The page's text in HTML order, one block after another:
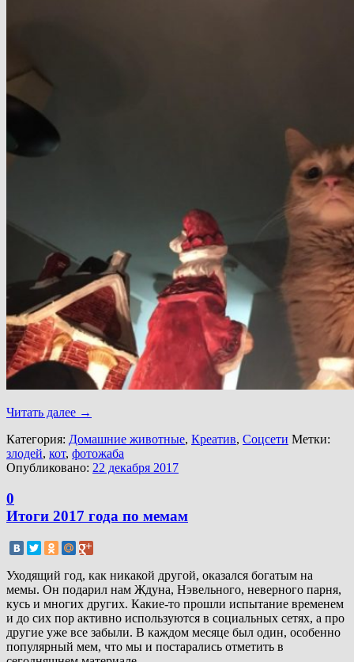
Читать далее →
Категория: Домашние животные, Креатив, Соцсети Метки:
злодей, кот, фотожаба
Опубликовано: 22 декабря 2017
0
Итоги 2017 года по мемам
Уходящий год, как никакой другой, оказался богатым на
мемы. Он подарил нам Ждуна, Нэвельного, неверного парня,
кусь и многих других. Какие-то прошли испытание временем
и до сих пор активно используются в социальных сетях, а про
другие уже все забыли. В каждом месяце был один, особенно
популярный мем, что мы и постарались отметить в